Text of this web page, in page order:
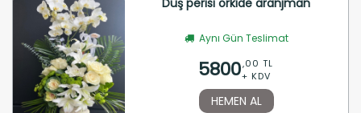
Aynı Gün Teslimat
5800,00 TL
+ KDV
HEMEN AL